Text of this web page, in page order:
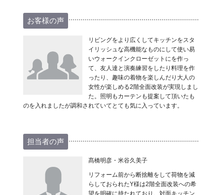
お客様の声
リビングをより広くしてキッチンをスタ
イリッシュな高機能なものにして使い易
いウォークインクローゼットにを作っ
て、友人達と演奏練習をしたり料理を作
ったり、趣味の着物を楽しんだり大人の
女性が楽しめる2階全面改装が実現しまし
た。照明もカーテンも提案して頂いたも
のを入れましたが調和されていてとても気に入っています。
担当者の声
髙橋明彦・米谷久美子
リフォーム前から断捨離をして荷物を減
らしておられたY様は2階全面改装への希
望を明確に持たれており、対面キッチン